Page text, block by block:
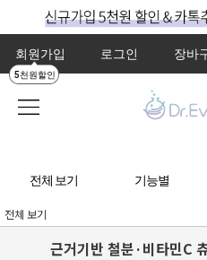
회원가입
5천원할인
로그인 장바
전체 보기 기능별
전체 보기
근거기반 철분·비타민C